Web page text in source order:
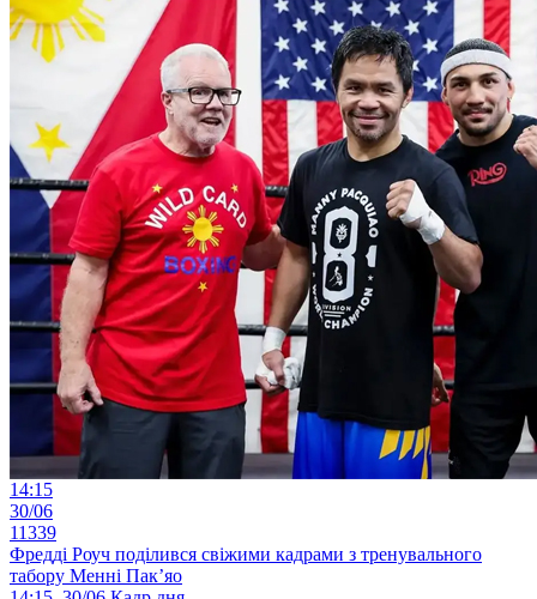
14:15
30/06
11339
Фредді Роуч поділився свіжими кадрами з тренувального
табору Менні Пак’яо